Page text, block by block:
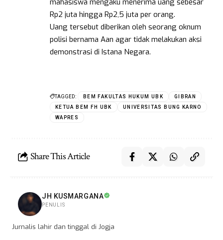
Rp2 juta hingga Rp2,5 juta per orang.
Uang tersebut diberikan oleh seorang oknum
polisi bernama Aan agar tidak melakukan aksi
demonstrasi di Istana Negara.
TAGGED: BEM FAKULTAS HUKUM UBK
GIBRAN
KETUA BEM FH UBK
UNIVERSITAS BUNG KARNO
WAPRES
Share This Article
JH KUSMARGANA
PENULIS
Jurnalis lahir dan tinggal di Jogja